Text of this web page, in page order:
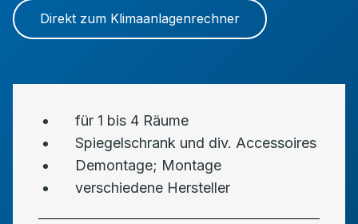
Direkt zum Klimaanlagenrechner
für 1 bis 4 Räume
Spiegelschrank und div. Accessoires
Demontage; Montage
verschiedene Hersteller